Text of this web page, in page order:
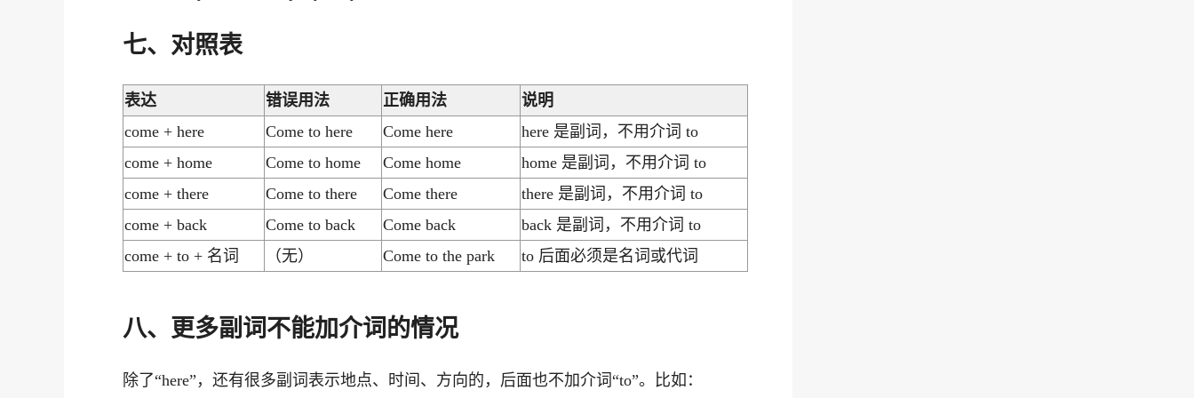
七、对照表
表达 错误用法 正确用法
说明
come + here
Come to here Come here
here 是副词，不用介词 to
come + home
Come to home Come home
home 是副词，不用介词 to
come + there
Come to there Come there
there 是副词，不用介词 to
come + back
Come to back Come back
back 是副词，不用介词 to
come + to + 名词
（无） Come to the park to 后面必须是名词或代词
八、更多副词不能加介词的情况
除了“here”，还有很多副词表示地点、时间、方向的，后面也不加介词“to”。比如：